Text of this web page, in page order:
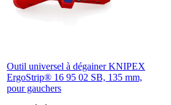
Outil universel à dégainer KNIPEX
ErgoStrip® 16 95 02 SB, 135 mm,
pour gauchers